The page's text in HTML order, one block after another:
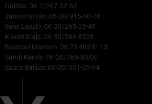
Galéria: 06-1/267-52-62
Jánosi István: 06-20/915-60-76
Sass László: 06-20/265-25-49
Kővári Maja: 06-30/366-8528
Balatoni Mariann: 06 20 405 8113
Sándi Károly: 06-20/366-80-00
Szűcs Balázs: 06-30/391-05-94